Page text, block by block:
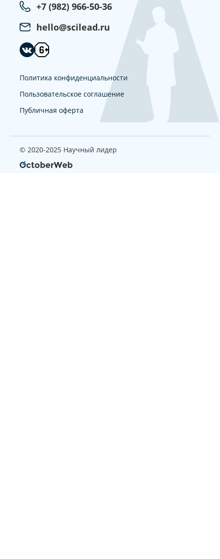
+7 (982) 966-50-36
hello@scilead.ru
Политика конфиденциальности
Пользовательское соглашение
Публичная оферта
© 2020-2025 Научный лидер